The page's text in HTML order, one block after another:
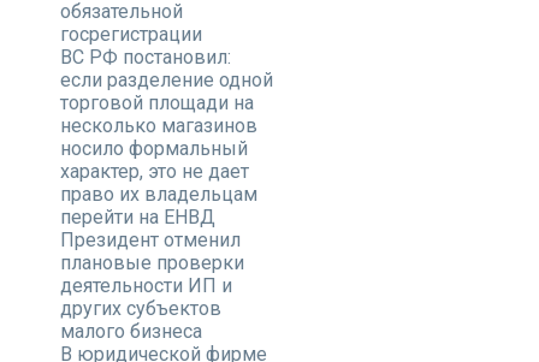
обязательной
госрегистрации
ВС РФ постановил:
если разделение одной
торговой площади на
несколько магазинов
носило формальный
характер, это не дает
право их владельцам
перейти на ЕНВД
Президент отменил
плановые проверки
деятельности ИП и
других субъектов
малого бизнеса
В юридической фирме